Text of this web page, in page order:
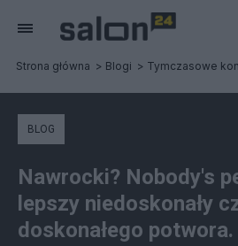
Strona główna Blogi Tymczasowe
BLOG
Nawrocki? Nobody's
lepszy niedoskonały
doskonałego potwora.